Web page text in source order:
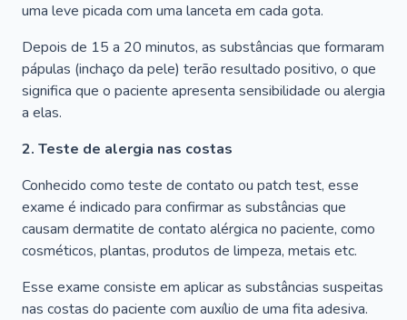
uma leve picada com uma lanceta em cada gota.
Depois de 15 a 20 minutos, as substâncias que formaram
pápulas (inchaço da pele) terão resultado positivo, o que
significa que o paciente apresenta sensibilidade ou alergia
a elas.
2. Teste de alergia nas costas
Conhecido como teste de contato ou patch test, esse
exame é indicado para confirmar as substâncias que
causam dermatite de contato alérgica no paciente, como
cosméticos, plantas, produtos de limpeza, metais etc.
Esse exame consiste em aplicar as substâncias suspeitas
nas costas do paciente com auxílio de uma fita adesiva.